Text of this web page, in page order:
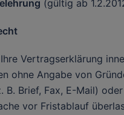
(gültig ab
Vertragserklärung
ohne Angabe von
B. Brief, Fax, E-Mail)
vor Fristablauf